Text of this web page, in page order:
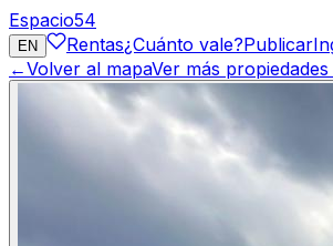
Espacio54
EN Rentas¿Cuánto vale?Publicar
←Volver al mapaVer más